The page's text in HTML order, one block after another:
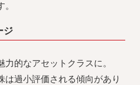
ジ
的なアセットクラスに。
は過小評価される傾向があり